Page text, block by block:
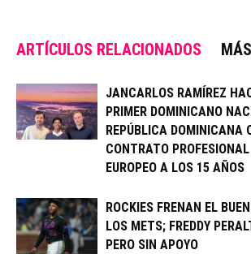
ARTÍCULOS RELACIONADOS
JANCARLOS RAMÍREZ
PRIMER DOMINICANO
REPÚBLICA DOMINICANA
CONTRATO
EUROPEO A LOS 15 AÑOS
ROCKIES FRENAN EL
LOS METS; FREDDY
PERO SIN APOYO